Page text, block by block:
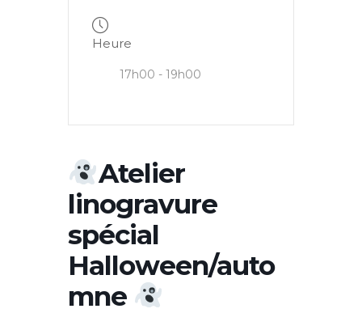
Heure
17h00 - 19h00
Atelier
linogravure
spécial
Halloween/auto
mne